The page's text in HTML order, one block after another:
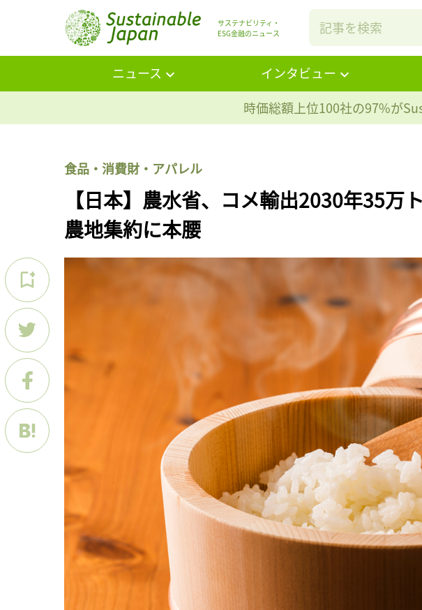
サステナビリティ・
ESG金融のニュース
ニュース インタビュー
時価総額上位100社の97%が
食品・消費財・アパレル
【日本】農水省、コメ輸出2030年35万
農地集約に本腰